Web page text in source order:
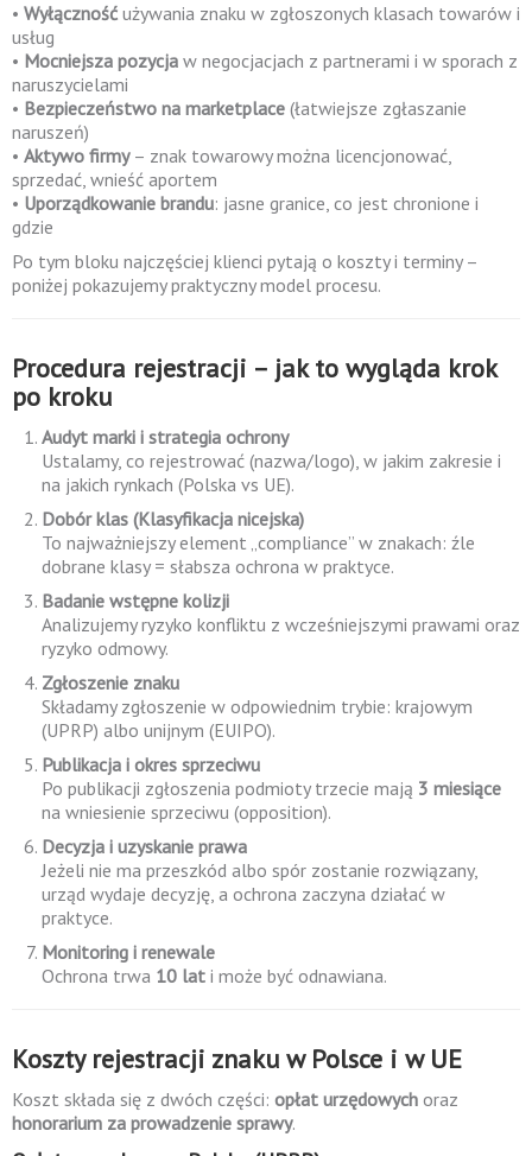
• Wyłączność używania znaku w zgłoszonych klasach towarów i
usług
• Mocniejsza pozycja w negocjacjach z partnerami i w sporach z
naruszycielami
• Bezpieczeństwo na marketplace (łatwiejsze zgłaszanie
naruszeń)
• Aktywo firmy– znak towarowy można licencjonować,
sprzedać, wnieść aportem
• Uporządkowanie brandu: jasne granice, co jest chronione i
gdzie
Po tym bloku najczęściej klienci pytają o koszty i terminy –
poniżej pokazujemy praktyczny model procesu.
Procedura rejestracji – jak to wygląda krok
po kroku
Audyt marki i strategia ochrony
Ustalamy, co rejestrować (nazwa/logo), w jakim zakresie i
na jakich rynkach (Polska vs UE).
Dobór klas (Klasyfikacja nicejska)
To najważniejszy element „compliance” w znakach: źle
dobrane klasy = słabsza ochrona w praktyce.
Badanie wstępne kolizji
Analizujemy ryzyko konfliktu z wcześniejszymi prawami oraz
ryzyko odmowy.
Zgłoszenie znaku
Składamy zgłoszenie w odpowiednim trybie: krajowym
(UPRP) albo unijnym (EUIPO).
Publikacja i okres sprzeciwu
Po publikacji zgłoszenia podmioty trzecie mają 3 miesiące
na wniesienie sprzeciwu (opposition).
Decyzja i uzyskanie prawa
Jeżeli nie ma przeszkód albo spór zostanie rozwiązany,
urząd wydaje decyzję, a ochrona zaczyna działać w
praktyce.
Monitoring i renewale
Ochrona trwa 10 lat i może być odnawiana.
Koszty rejestracji znaku w Polsce i w UE
Koszt składa się z dwóch części: opłat urzędowych oraz
honorarium za prowadzenie sprawy.